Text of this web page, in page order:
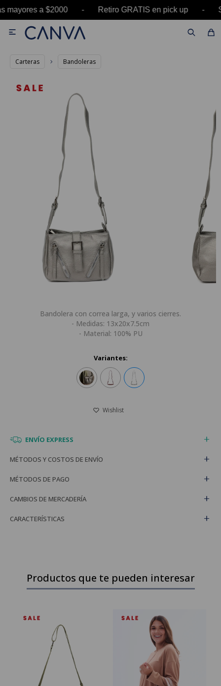
mayores a $2000 - Retiro GRATIS en pick up

Carteras Bandoleras
Bandolera con correa larga, y varios cierres.
- Medidas: 13x20x7.5cm
- Material: 100% PU
Variantes:
ENVÍO EXPRESS
MÉTODOS Y COSTOS DE ENVÍO
MÉTODOS DE PAGO
CAMBIOS DE MERCADERÍA
CARACTERÍSTICAS
Productos que te pueden interesar